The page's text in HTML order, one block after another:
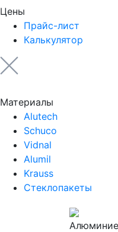
Цены
Прайс-лист
Калькулятор
Материалы
Alutech
Schuco
Vidnal
Alumil
Krauss
Стеклопакеты